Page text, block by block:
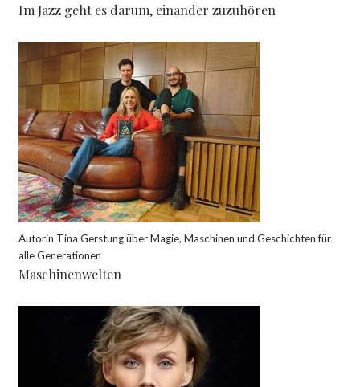
Im Jazz geht es darum, einander zuzuhören
Autorin Tina Gerstung über Magie, Maschinen und Geschichten für
alle Generationen
Maschinenwelten